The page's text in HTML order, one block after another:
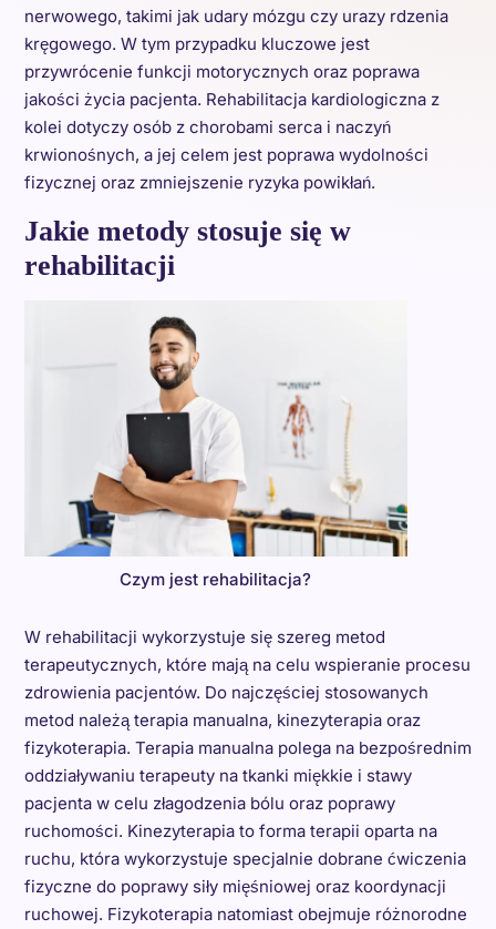
nerwowego, takimi jak udary mózgu czy urazy rdzenia
kręgowego. W tym przypadku kluczowe jest
przywrócenie funkcji motorycznych oraz poprawa
jakości życia pacjenta. Rehabilitacja kardiologiczna z
kolei dotyczy osób z chorobami serca i naczyń
krwionośnych, a jej celem jest poprawa wydolności
fizycznej oraz zmniejszenie ryzyka powikłań.
Jakie metody stosuje się w
rehabilitacji
Czym jest rehabilitacja?
W rehabilitacji wykorzystuje się szereg metod
terapeutycznych, które mają na celu wspieranie procesu
zdrowienia pacjentów. Do najczęściej stosowanych
metod należą terapia manualna, kinezyterapia oraz
fizykoterapia. Terapia manualna polega na bezpośrednim
oddziaływaniu terapeuty na tkanki miękkie i stawy
pacjenta w celu złagodzenia bólu oraz poprawy
ruchomości. Kinezyterapia to forma terapii oparta na
ruchu, która wykorzystuje specjalnie dobrane ćwiczenia
fizyczne do poprawy siły mięśniowej oraz koordynacji
ruchowej. Fizykoterapia natomiast obejmuje różnorodne